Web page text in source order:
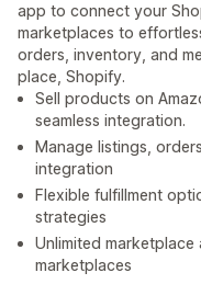
app to connect your
marketplaces to
orders, inventory, and
place, Shopify.
Sell products on
seamless integration.
Manage listings,
integration
Flexible fulfillment
strategies
Unlimited
marketplaces